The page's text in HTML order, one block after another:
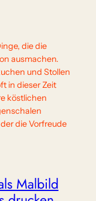
die die
ausmachen.
und Stollen
in dieser Zeit
köstlichen
die Vorfreude
Malbild